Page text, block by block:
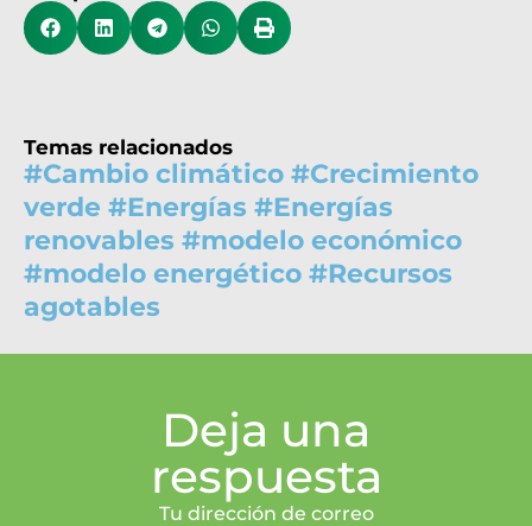
Temas relacionados
#Cambio climático #Crecimiento
verde #Energías #Energías
renovables #modelo económico
#modelo energético #Recursos
agotables
Deja una
respuesta
Tu dirección de correo